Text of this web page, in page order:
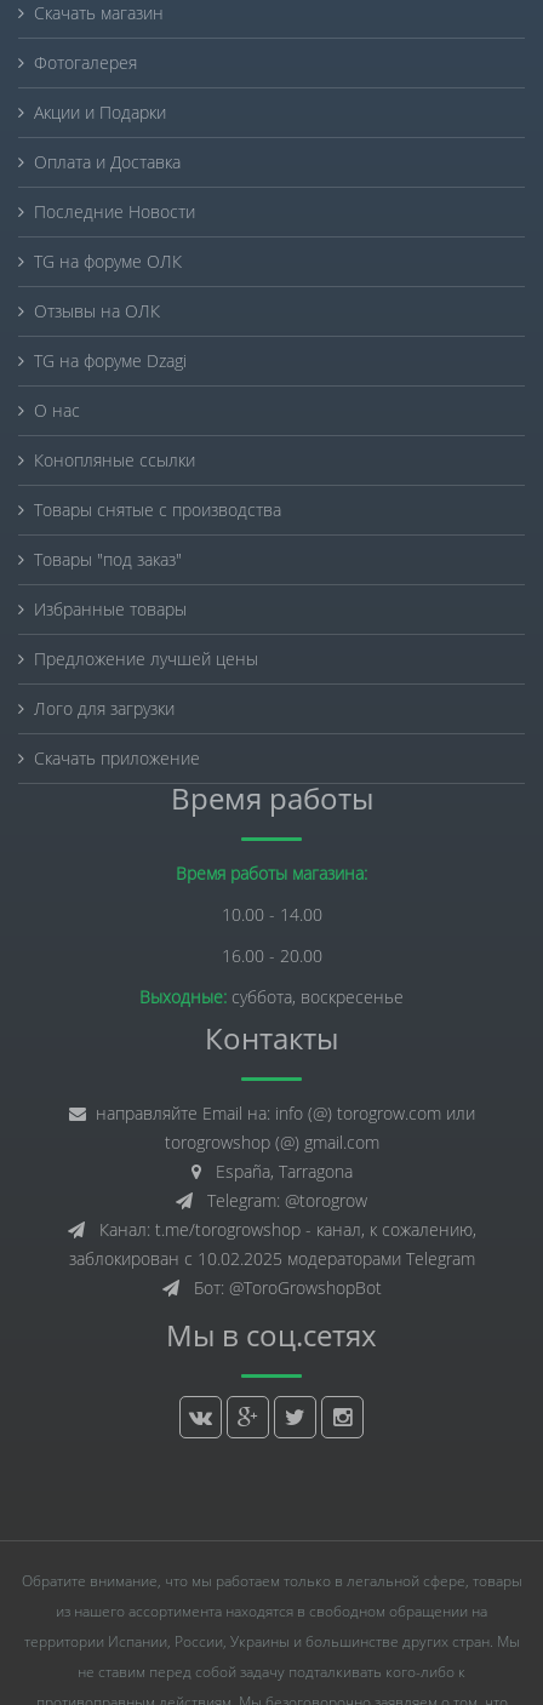
Скачать магазин
Фотогалерея
Акции и Подарки
Оплата и Доставка
Последние Новости
TG на форуме ОЛК
Отзывы на ОЛК
TG на форуме Dzagi
О нас
Конопляные ссылки
Товары снятые с производства
Товары "под заказ"
Избранные товары
Предложение лучшей цены
Лого для загрузки
Скачать приложение
Время работы
Время работы магазина:
10.00 - 14.00
16.00 - 20.00
Выходные: суббота, воскресенье
Контакты
направляйте Email на: info (@) torogrow.com или
torogrowshop (@) gmail.com
España, Tarragona
Telegram: @torogrow
Канал: t.me/torogrowshop - канал, к сожалению,
заблокирован с 10.02.2025 модераторами Telegram
Бот: @ToroGrowshopBot
Мы в соц.сетях
Обратите внимание, что мы работаем только в легальной сфере, товары
из нашего ассортимента находятся в свободном обращении на
территории Испании, России, Украины и большинстве других стран. Мы
не ставим перед собой задачу подталкивать кого-либо к